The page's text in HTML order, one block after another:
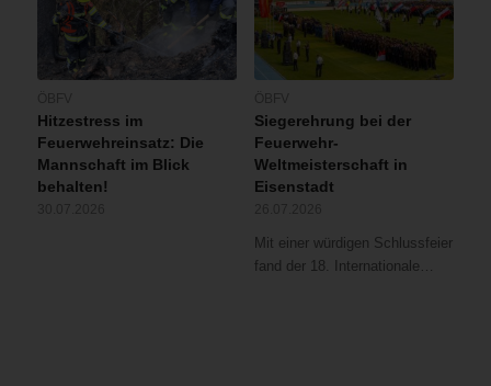
Hitzestress im
Feuerwehreinsatz: Die
Mannschaft im Blick
behalten!
Siegerehrung bei der
Feuerwehr-
Weltmeisterschaft in
Eisenstadt
Mit einer würdigen Schlussfeier
fand der 18. Internationale…